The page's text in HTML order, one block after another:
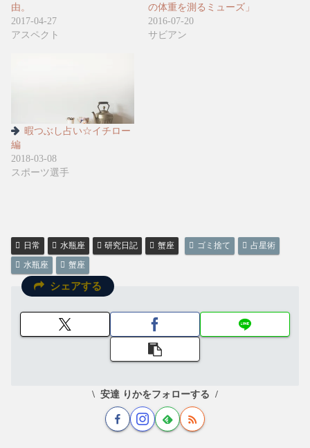
由。
2017-04-27
アスペクト
の体重を測るミューズ」
2016-07-20
サビアン
暇つぶし占い☆イチロー
編
2018-03-08
スポーツ選手
日常 水瓶座 研究日記 蟹座 ゴミ捨て
占星術
水瓶座
蟹座
シェアする
安達 りかをフォローする